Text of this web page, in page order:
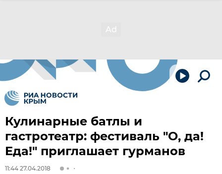
Кулинарные батлы и
гастротеатр: фестиваль "О, да!
Еда!" приглашает гурманов
11:44 27.04.2018